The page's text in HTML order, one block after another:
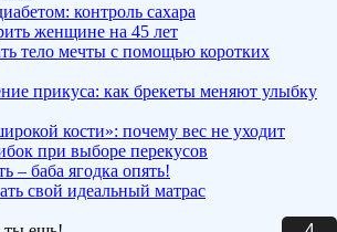
контроль сахара
женщине на 45 лет
тело мечты с помощью коротких
прикуса: как брекеты меняют улыбку
кости»: почему вес не уходит
при выборе перекусов
– баба ягодка опять!
свой идеальный матрас